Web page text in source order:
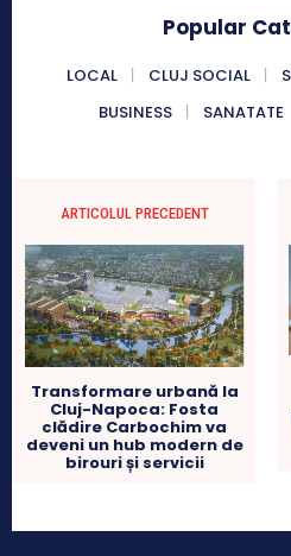
Popular
LOCAL CLUJ SOCIAL
BUSINESS
SANATATE
ARTICOLUL PRECEDENT
Transformare urbană la
Cluj-Napoca: Fosta
clădire Carbochim va
deveni un hub modern de
birouri și servicii